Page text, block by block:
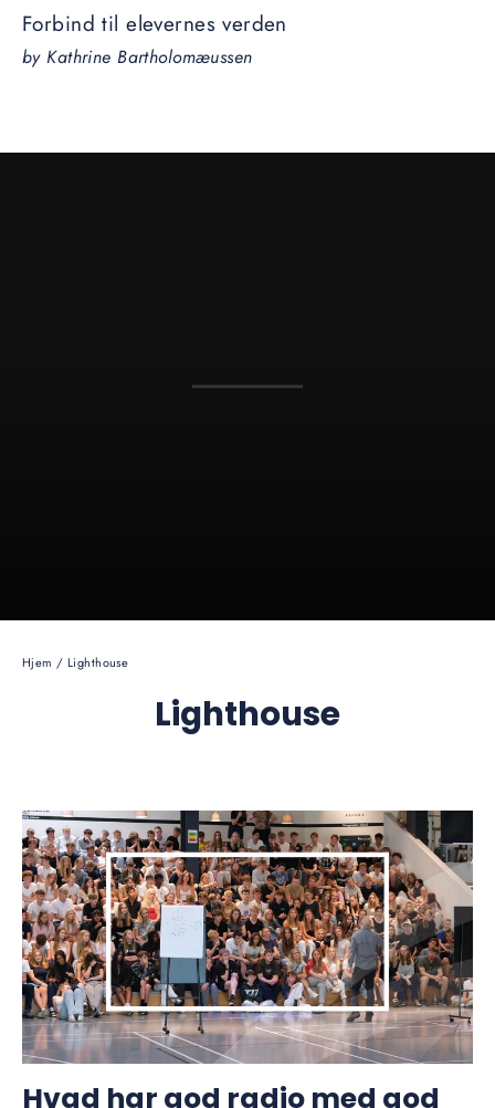
Forbind til elevernes verden
by Kathrine Bartholomæussen
Hjem / Lighthouse
Lighthouse
Hvad har god radio med god